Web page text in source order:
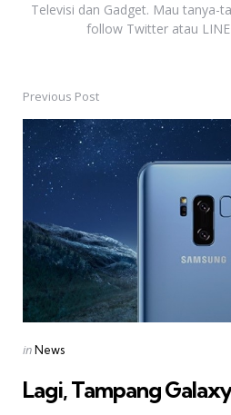
Televisi dan Gadget. Mau tanya-
follow Twitter atau LINE
Post
navigation
Previous Post
Posted
inNews
Lagi, Tampang